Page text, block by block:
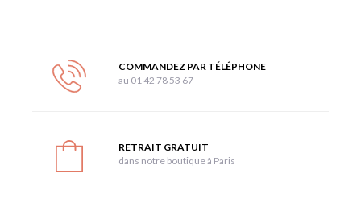
COMMANDEZ PAR TÉLÉPHONE
au 01 42 78 53 67
RETRAIT GRATUIT
dans notre boutique à Paris